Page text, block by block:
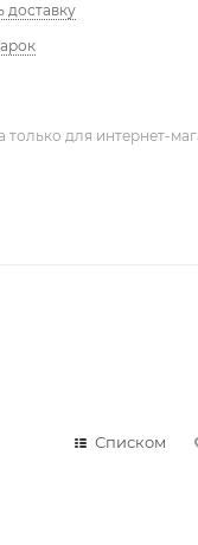
доставку
только для интернет-
Списком